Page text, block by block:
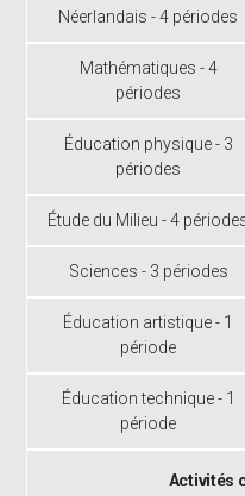
Néerlandais - 4 périodes
Mathématiques - 4
périodes
Éducation physique - 3
périodes
Étude du Milieu - 4
Sciences - 3 périodes
Éducation artistique - 1
période
Éducation technique - 1
période
Activités